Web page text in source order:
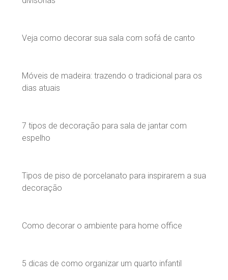
Veja como decorar sua sala com sofá de canto
Móveis de madeira: trazendo o tradicional para os
dias atuais
7 tipos de decoração para sala de jantar com
espelho
Tipos de piso de porcelanato para inspirarem a sua
decoração
Como decorar o ambiente para home office
5 dicas de como organizar um quarto infantil